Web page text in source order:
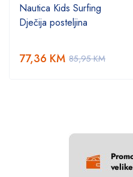
Nautica Kids Surfing
Dječija posteljina
85,95KM
77,36 KM